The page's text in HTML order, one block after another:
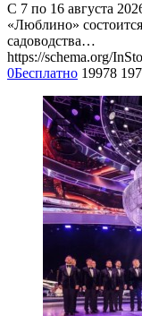
С 7 по 16 августа
«Люблино»
садоводства…
https://schema.org/
0Бесплатно 19978 197